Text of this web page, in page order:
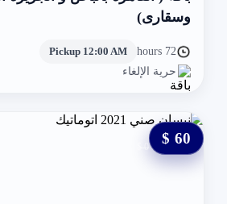
وسقارى)
72 hours
Pickup 12:00 AM
حرية الإلغاء
60 $
0 $